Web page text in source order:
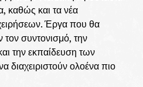
καθώς και τα νέα
Έργα που θα
συντονισμό, την
την εκπαίδευση των
διαχειριστούν ολοένα πιο